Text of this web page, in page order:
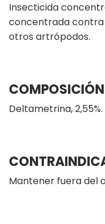
Insecticida
concentrada contra
otros artrópodos.
COMPOSICIÓN
Deltametrina, 2,55%.
Mantener fuera del